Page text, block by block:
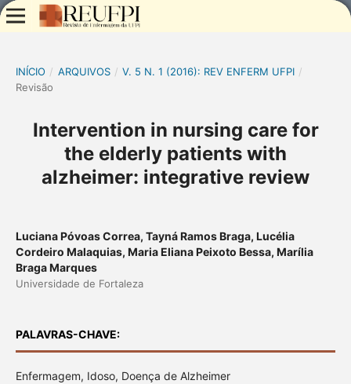
INÍCIO / ARQUIVOS / V. 5 N. 1 (2016): REV ENFERM UFPI /
Revisão
Intervention in nursing care for
the elderly patients with
alzheimer: integrative review
Luciana Póvoas Correa, Tayná Ramos Braga, Lucélia
Cordeiro Malaquias, Maria Eliana Peixoto Bessa, Marília
Braga Marques
Universidade de Fortaleza
PALAVRAS-CHAVE:
Enfermagem, Idoso, Doença de Alzheimer